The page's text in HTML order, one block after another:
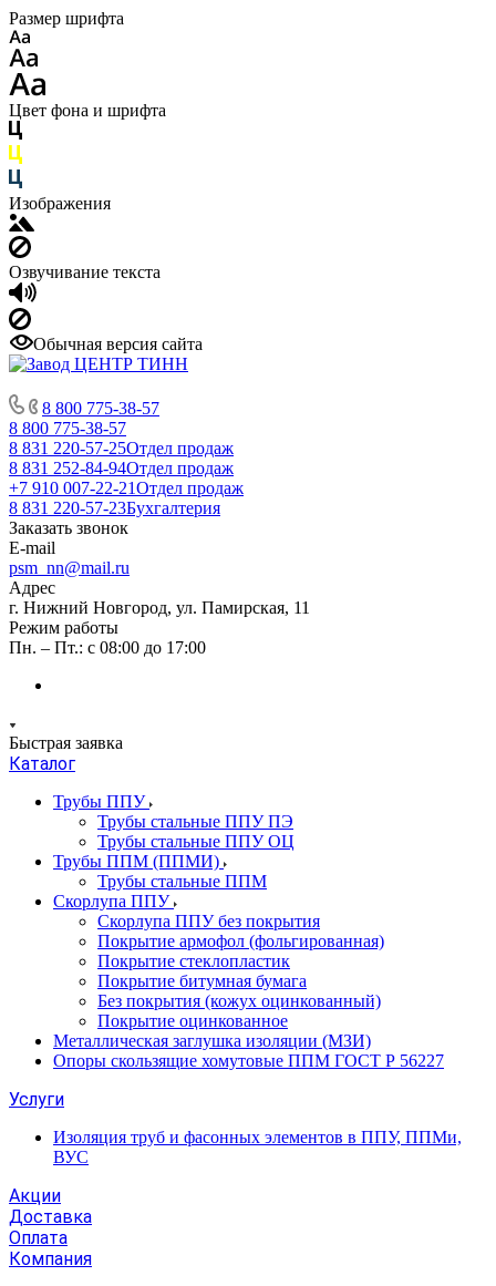
Размер шрифта
Цвет фона и шрифта
Изображения
Озвучивание текста
Обычная версия сайта
8 800 775-38-57
8 800 775-38-57
8 831 220-57-25Отдел продаж
8 831 252-84-94Отдел продаж
+7 910 007-22-21Отдел продаж
8 831 220-57-23Бухгалтерия
Заказать звонок
E-mail
psm_nn@mail.ru
Адрес
г. Нижний Новгород, ул. Памирская, 11
Режим работы
Пн. – Пт.: с 08:00 до 17:00
Быстрая заявка
Каталог
Трубы ППУ
Трубы стальные ППУ ПЭ
Трубы стальные ППУ ОЦ
Трубы ППМ (ППМИ)
Трубы стальные ППМ
Скорлупа ППУ
Скорлупа ППУ без покрытия
Покрытие армофол (фольгированная)
Покрытие стеклопластик
Покрытие битумная бумага
Без покрытия (кожух оцинкованный)
Покрытие оцинкованное
Металлическая заглушка изоляции (МЗИ)
Опоры скользящие хомутовые ППМ ГОСТ Р 56227
Услуги
Изоляция труб и фасонных элементов в ППУ, ППМи,
ВУС
Акции
Доставка
Оплата
Компания